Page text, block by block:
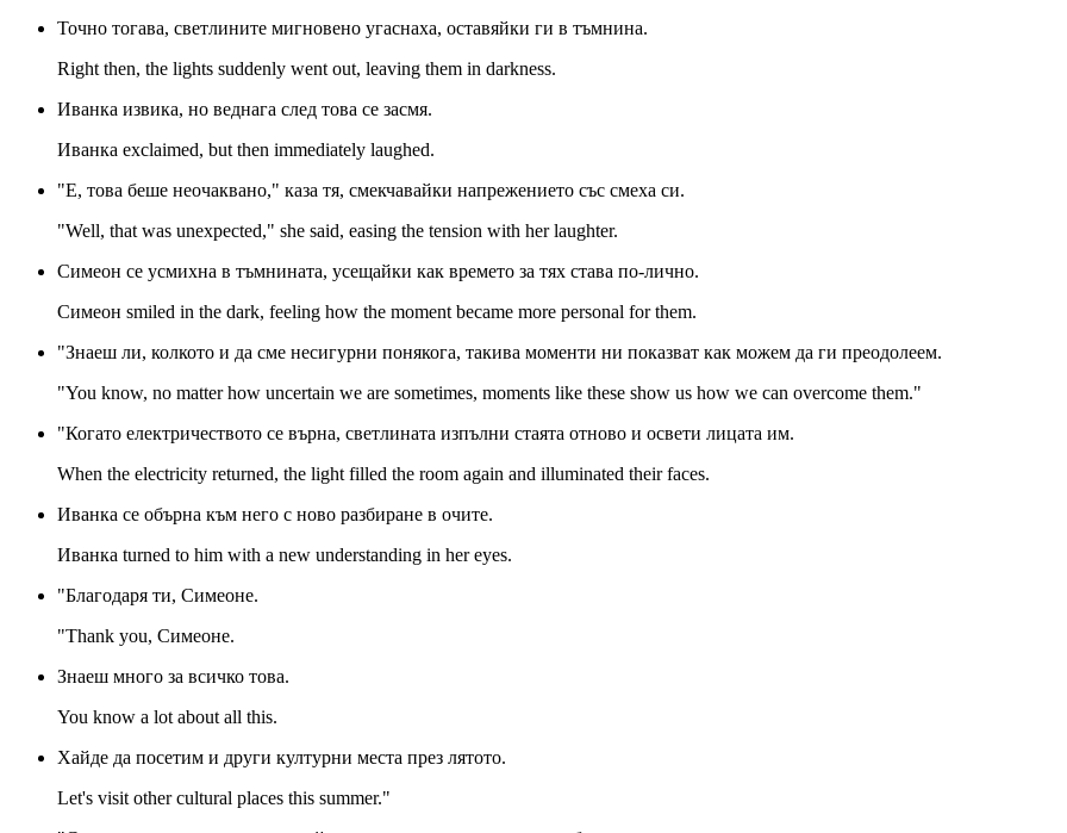
Точно тогава, светлините мигновено угаснаха, оставяйки ги в тъмнина.
Right then, the lights suddenly went out, leaving them in darkness.
Иванка извика, но веднага след това се засмя.
Иванка exclaimed, but then immediately laughed.
"Е, това беше неочаквано," каза тя, смекчавайки напрежението със смеха си.
"Well, that was unexpected," she said, easing the tension with her laughter.
Симеон се усмихна в тъмнината, усещайки как времето за тях става по-лично.
Симеон smiled in the dark, feeling how the moment became more personal for them.
"Знаеш ли, колкото и да сме несигурни понякога, такива моменти ни показват как можем да ги преодолеем.
"You know, no matter how uncertain we are sometimes, moments like these show us how we can overcome them."
"Когато електричеството се върна, светлината изпълни стаята отново и освети лицата им.
When the electricity returned, the light filled the room again and illuminated their faces.
Иванка се обърна към него с ново разбиране в очите.
Иванка turned to him with a new understanding in her eyes.
"Благодаря ти, Симеоне.
"Thank you, Симеоне.
Знаеш много за всичко това.
You know a lot about all this.
Хайде да посетим и други културни места през лятото.
Let's visit other cultural places this summer."